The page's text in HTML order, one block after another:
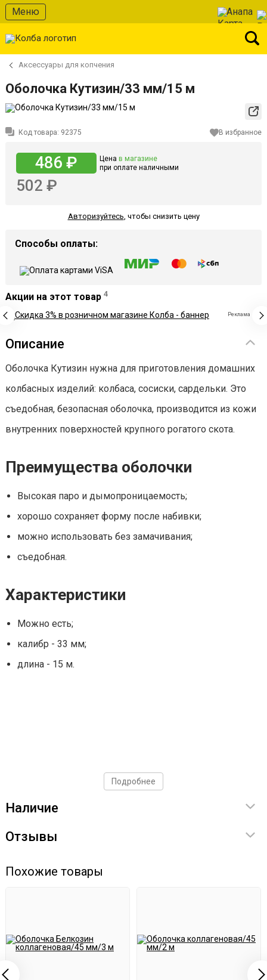
Меню Анапа
Аксессуары для копчения
Оболочка Кутизин/33 мм/15 м
Код товара: 92375 В избранное
486 ₽ Цена в магазине
при оплате наличными
502 ₽
Авторизуйтесь, чтобы снизить цену
Способы оплаты:
Акции на этот товар 4
Реклама
Описание
Оболочка Кутизин нужна для приготовления домашних
колбасных изделий: колбаса, сосиски, сардельки. Это
съедобная, безопасная оболочка, производится из кожи
внутренних поверхностей крупного рогатого скота.
Преимущества оболочки
Высокая паро и дымопроницаемость;
хорошо сохраняет форму после набивки;
можно использовать без замачивания;
съедобная.
Характеристики
Можно есть;
калибр - 33 мм;
длина - 15 м.
Подробнее
Наличие
Отзывы
Похожие товары